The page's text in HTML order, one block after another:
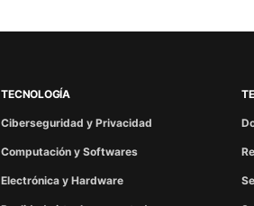
TECNOLOGÍA
Ciberseguridad y Privacidad
Computación y Softwares
Electrónica y Hardware